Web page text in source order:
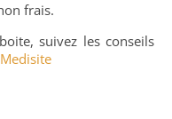
frais.
suivez les conseils